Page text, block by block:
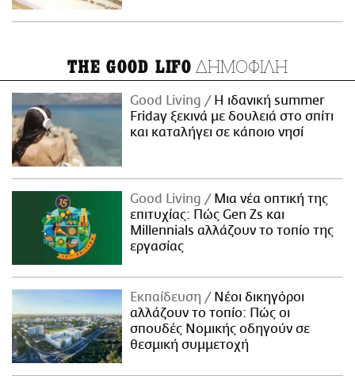
THE GOOD LIFO ΔΗΜΟΦΙΛΗ
Good Living
Η ιδανική summer
Friday ξεκινά με δουλειά στο σπίτι
και καταλήγει σε κάποιο νησί
Good Living
Μια νέα οπτική της
επιτυχίας: Πώς Gen Zs και
Millennials αλλάζουν το τοπίο της
εργασίας
Εκπαίδευση
Νέοι δικηγόροι
αλλάζουν το τοπίο: Πώς οι
σπουδές Νομικής οδηγούν σε
θεσμική συμμετοχή